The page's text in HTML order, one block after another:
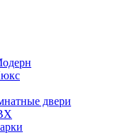
двери